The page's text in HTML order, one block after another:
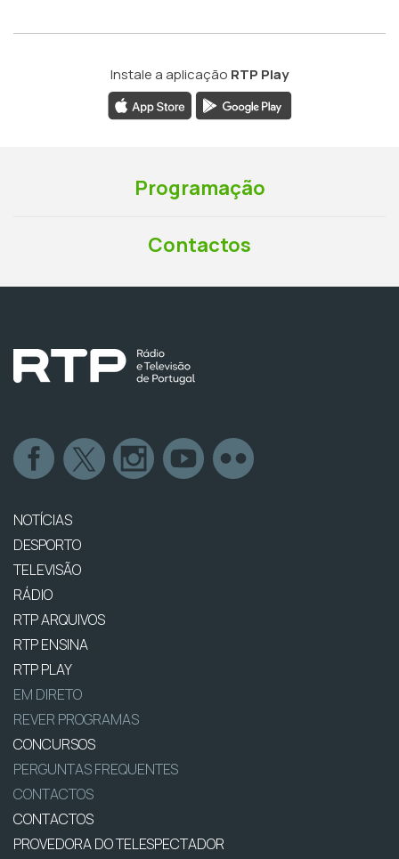
Instale a aplicação RTP Play
Programação
Contactos
NOTÍCIAS
DESPORTO
TELEVISÃO
RÁDIO
RTP ARQUIVOS
RTP ENSINA
RTP PLAY
EM DIRETO
REVER PROGRAMAS
CONCURSOS
PERGUNTAS FREQUENTES
CONTACTOS
CONTACTOS
PROVEDORA DO TELESPECTADOR